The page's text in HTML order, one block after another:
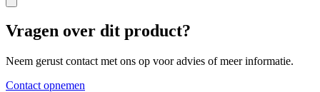
Vragen over dit product?
Neem gerust contact met ons op voor advies of meer informatie.
Contact opnemen